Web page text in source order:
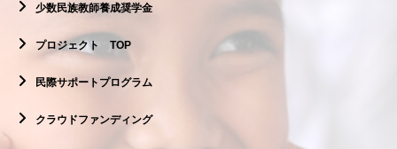
少数民族教師養成奨学金
プロジェクト TOP
民際サポートプログラム
クラウドファンディング